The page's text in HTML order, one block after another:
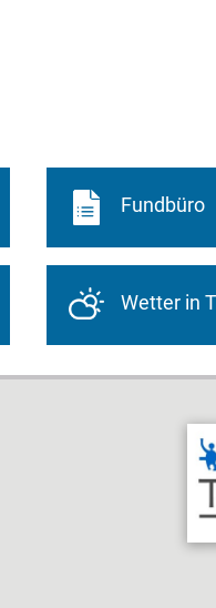
Fundbüro
Wetter in